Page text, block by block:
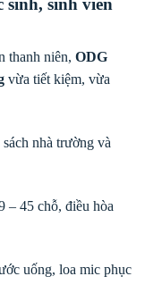
thanh niên, ODG
vừa tiết kiệm, vừa
nhà trường và
– 45 chỗ, điều hòa
uống, loa mic phục